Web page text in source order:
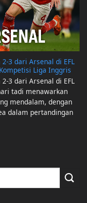
3 dari Arsenal di EFL
Liga Inggris
3 dari Arsenal di EFL
tadi menawarkan
mendalam, dengan
dalam pertandingan